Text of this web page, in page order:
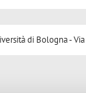
di Bologna -